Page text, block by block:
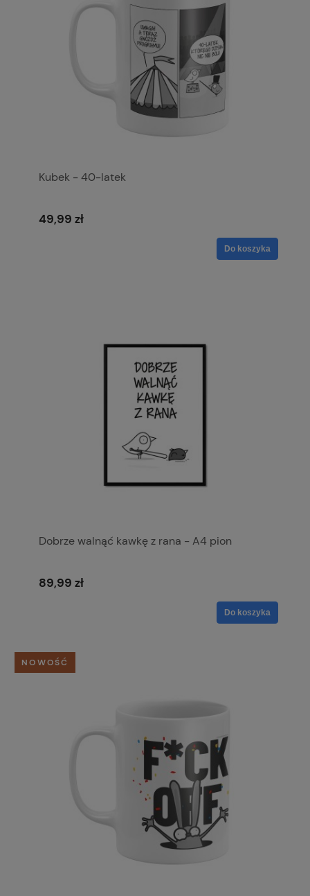
Kubek - 40-latek
49,99 zł
Do koszyka
Dobrze walnąć kawkę z rana - A4 pion
89,99 zł
Do koszyka
NOWOŚĆ